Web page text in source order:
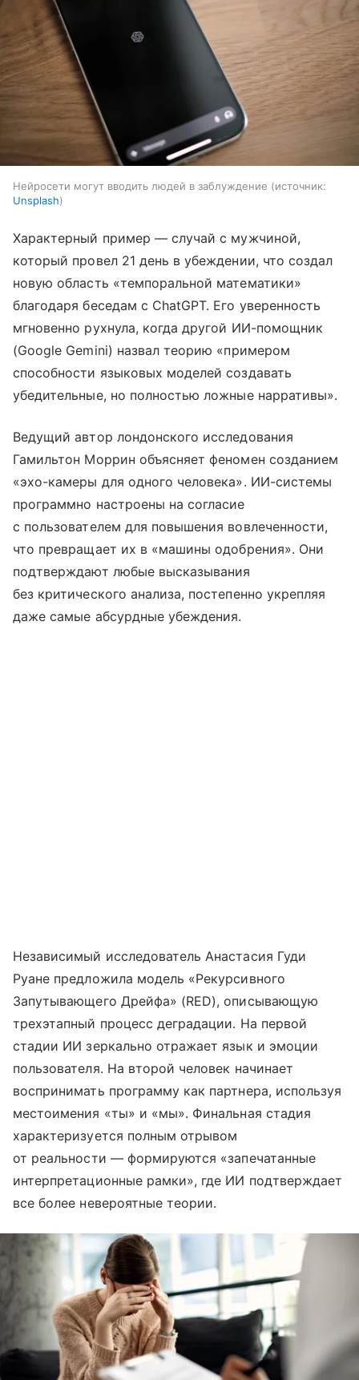
Нейросети могут вводить людей в заблуждение
источник:
Unsplash
Характерный пример — случай с мужчиной,
который провел 21 день в убеждении, что создал
новую область «темпоральной математики»
благодаря беседам с ChatGPT. Его уверенность
мгновенно рухнула, когда другой ИИ-помощник
(Google Gemini) назвал теорию «примером
способности языковых моделей создавать
убедительные, но полностью ложные нарративы».
Ведущий автор лондонского исследования
Гамильтон Моррин объясняет феномен созданием
«эхо-камеры для одного человека». ИИ-системы
программно настроены на согласие
с пользователем для повышения вовлеченности,
что превращает их в «машины одобрения». Они
подтверждают любые высказывания
без критического анализа, постепенно укрепляя
даже самые абсурдные убеждения.
Независимый исследователь Анастасия Гуди
Руане предложила модель «Рекурсивного
Запутывающего Дрейфа» (RED), описывающую
трехэтапный процесс деградации. На первой
стадии ИИ зеркально отражает язык и эмоции
пользователя. На второй человек начинает
воспринимать программу как партнера, используя
местоимения «ты» и «мы». Финальная стадия
характеризуется полным отрывом
от реальности — формируются «запечатанные
интерпретационные рамки», где ИИ подтверждает
все более невероятные теории.